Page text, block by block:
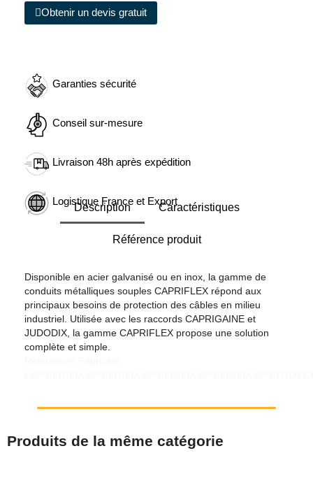
Obtenir un devis gratuit
Garanties sécurité
Conseil sur-mesure
Livraison 48h après expédition
Logistique France et Export
Description Caractéristiques
Référence produit
Disponible en acier galvanisé ou en inox, la gamme de
conduits métalliques souples CAPRIFLEX répond aux
principaux besoins de protection des câbles en milieu
industriel. Utilisée avec les raccords CAPRIGAINE et
JUDODIX, la gamme CAPRIFLEX propose une solution
complète et simple.
Produits de la même catégorie